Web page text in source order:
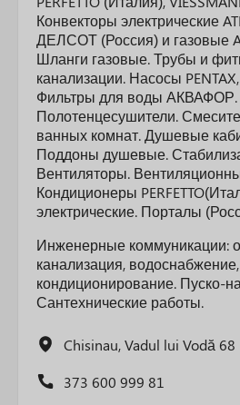
Конвекторы электрические
ДЕЛСОТ (Россия) и газовые
Шланги газовые. Трубы и
канализации. Насосы
Фильтры для воды АКВАФОР.
Полотенцесушители.
ванных комнат. Душевые
Поддоны душевые.
Вентиляторы.
Кондиционеры
электрические. Порталы
Инженерные коммуникации:
канализация,
кондиционирование. Пуско-
Сантехнические работы.
Chisinau, Vadul lui Vodă 68
373 600 999 81